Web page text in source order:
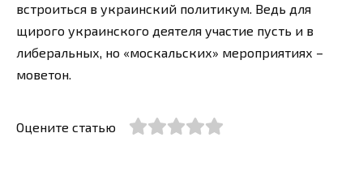
встроиться в украинский политикум. Ведь для
щирого украинского деятеля участие пусть и в
либеральных, но «москальских» мероприятиях –
моветон.
Оцените статью